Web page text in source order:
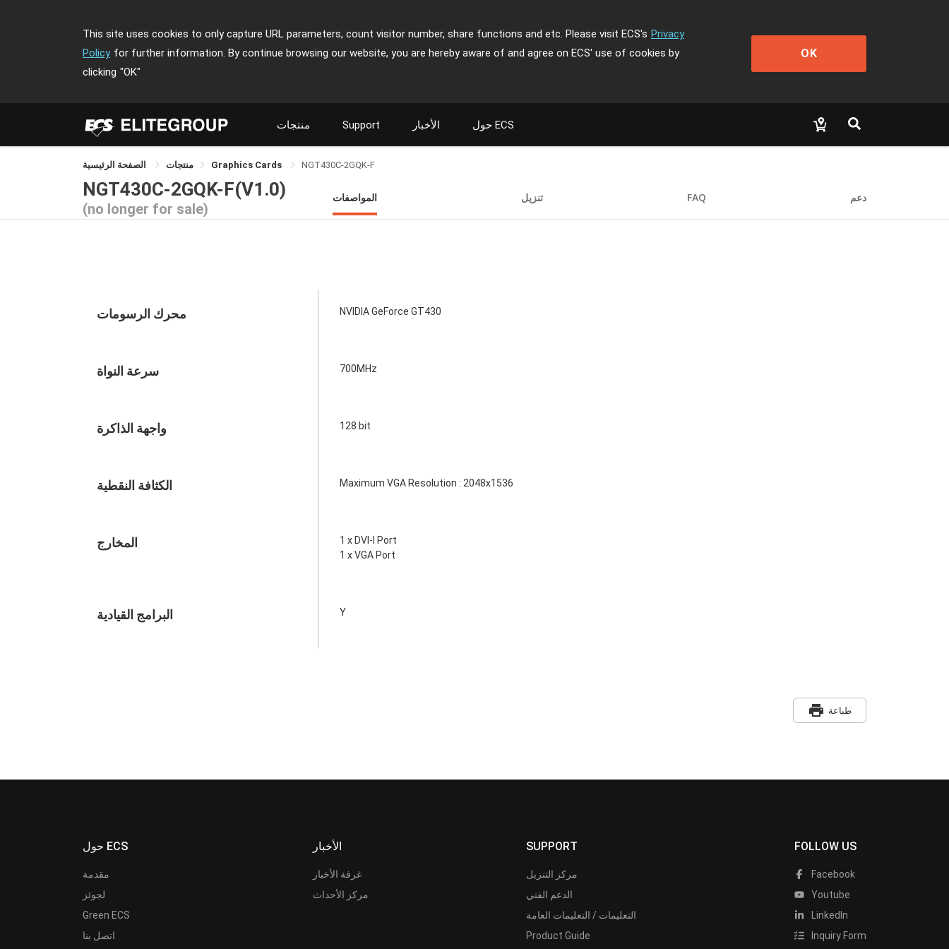
This site uses cookies to only capture URL parameters, count visitor number, share functions and etc. Please visit ECS's Privacy
Policy for further information. By continue browsing our website, you are hereby aware of and agree on ECS' use of cookies by
clicking "OK"
OK
منتجات Support الأخبار حول ECS
منتجات Graphics Cards NGT430C-2GQK-F
NGT430C-2GQK-F(V1.0)
(no longer for sale)
المواصفات تنزيل FAQ دعم
محرك الرسومات NVIDIA GeForce GT430
سرعة النواة 700MHz
واجهة الذاكرة 128 bit
الكثافة النقطية Maximum VGA Resolution : 2048x1536
المخارج
1 x DVI-I Port
1 x VGA Port
البرامج القيادية Y
print طباعة
حول ECS
مقدمة
لجوئز
Green ECS
اتصل بنا
الأخبار
غرفة الأخبار
مركز الأحداث
SUPPORT
مركز التنزيل
الدعم الفني
التعليمات / التعليمات العامة
Product Guide
FOLLOW US
Facebook
Youtube
LinkedIn
Inquiry Form